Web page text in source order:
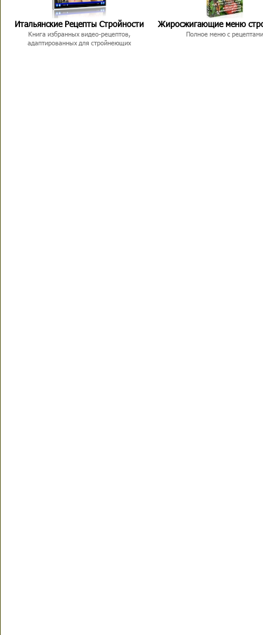
Итальянские Рецепты Стройности
Книга избранных видео-рецептов,
адаптированных для стройнеющих
Жиросжигающие меню
Полное меню с рецептами